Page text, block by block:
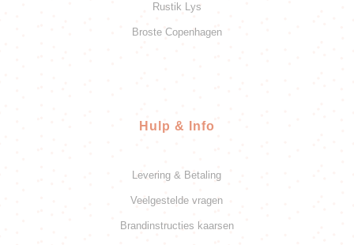
Rustik Lys
Broste Copenhagen
Hulp & Info
Levering & Betaling
Veelgestelde vragen
Brandinstructies kaarsen